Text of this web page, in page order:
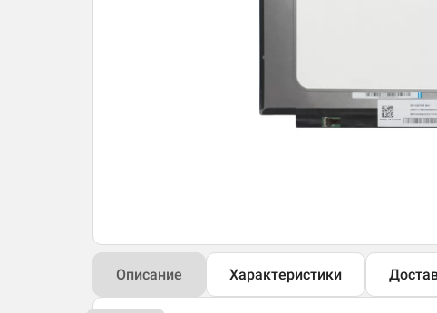
Описание Характеристики